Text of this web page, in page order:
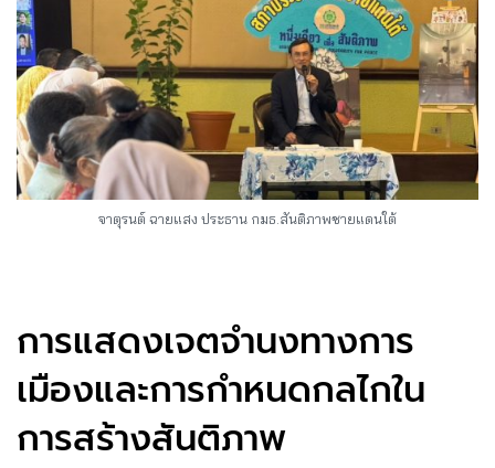
จาตุรนต์ ฉายแสง ประธาน กมธ.สันติภาพชายแดนใต้
การแสดงเจตจำนงทางการ
เมืองและการกำหนดกลไกใน
การสร้างสันติภาพ